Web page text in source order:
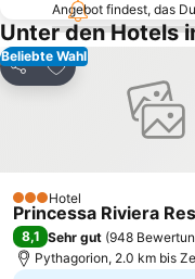
Angebot findest, das
Unter den Hotels
Beliebte Wahl
Teilen
Zu Favoriten
3 Sterne
Hotel
Princessa Riviera
8,1 Sehr gut (948
Pythagorion, 2.0 km bis